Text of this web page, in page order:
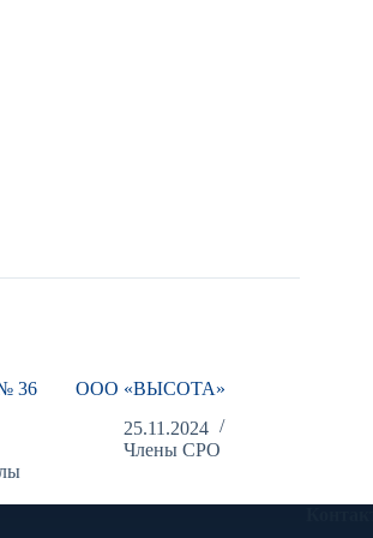
36
ООО «ВЫСОТА»
25.11.2024
Члены СРО